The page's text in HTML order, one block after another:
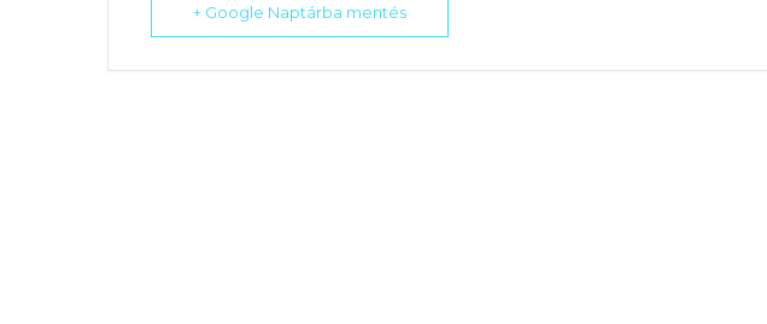
+ Google Naptárba mentés